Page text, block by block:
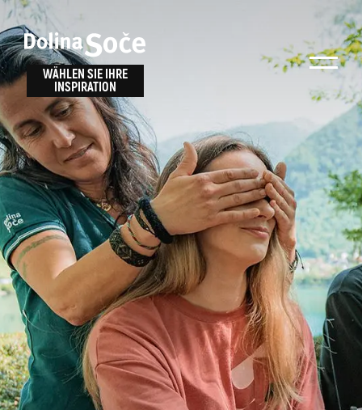
WÄHLEN SIE IHRE
INSPIRATION
Inspiration
finden
Finden Sie Aktivitäten, Attraktionen und
Unterhaltungsmöglichkeiten im Soča-Tal
oder wählen Sie aus unseren Reisetipps.
Suche...
Kanin Wanderwege
Museum
Wählen Sie ein
Erlebnis
TOLMINER KLAMMEN JAVORCA
RIVER PASS JULIANA TRAIL
ALPE ADRIA TRAIL